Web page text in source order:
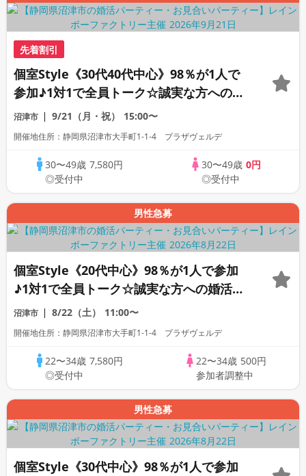
先着割引
個室Style《30代40代中心》98％が1人で
参加♪1対1で全員トーク☆誠実な方への婚
活パーティー
沼津市 9/21（月・祝） 15:00〜
開催地住所：静岡県沼津市大手町1-1-4 プラザヴェルデ
30〜49歳 7,580円
◎受付中
30〜49歳 0円
◎受付中
男性急募
個室Style《20代中心》98％が1人で参加
♪1対1で全員トーク☆誠実な方への婚活パ
ーティー
沼津市 8/22（土） 11:00〜
開催地住所：静岡県沼津市大手町1-1-4 プラザヴェルデ
22〜34歳 7,580円
◎受付中
22〜34歳 500円
参加者調整中
男性急募
個室Style《30代中心》98％が1人で参加